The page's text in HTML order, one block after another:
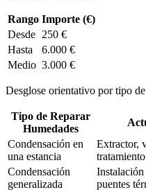
Rango Importe (€)
Desde 250 €
Hasta
6.000 €
Medio 3.000 €
Desglose orientativo por tipo
Tipo de Reparar
Humedades
Condensación en
una estancia
Extractor,
Condensación
generalizada
puentes